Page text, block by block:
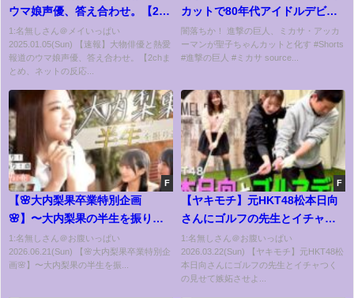
ウマ娘声優、答え合わせ。【2ch
まとめ、ネットの反応】
1:名無しさん＠メイいっぱい
2025.01.05(Sun) 【速報】大物俳優と熱愛
報道のウマ娘声優、答え合わせ。【2chま
とめ、ネットの反応...
カットで80年代アイドルデビュ
ー #Shorts
闇落ちか！ 進撃の巨人、ミカサ・アッカ
ーマンが聖子ちゃんカットと化す #Shorts
#進撃の巨人 #ミカサ source...
F
【🌸大内梨果卒業特別企画
🌸】〜大内梨果の半生を振り返
る〜
1:名無しさん＠お腹いっぱい
2026.06.21(Sun) 【🌸大内梨果卒業特別企
画🌸】〜大内梨果の半生を振...
F
【ヤキモチ】元HKT48松本日向
さんにゴルフの先生とイチャつ
くの見せて嫉妬させようとする
35歳丸坊主【岡田とデート】
1:名無しさん＠お腹いっぱい
2026.03.22(Sun) 【ヤキモチ】元HKT48松
本日向さんにゴルフの先生とイチャつく
の見せて嫉妬させよ...